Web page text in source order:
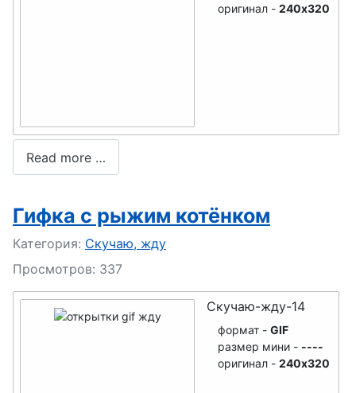
оригинал - 240x320
Read more …
Гифка с рыжим котёнком
Подробности
Категория: Скучаю, жду
Просмотров: 337
Скучаю-жду-14
формат - GIF
размер мини - ----
оригинал - 240x320